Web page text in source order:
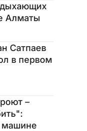
Алматы
Сатпаев
в первом
–
машине